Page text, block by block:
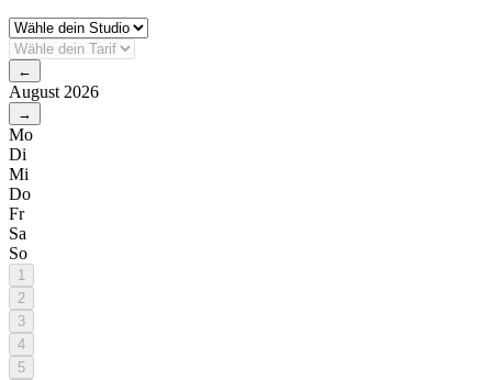
←
August 2026
→
Mo
Di
Mi
Do
Fr
Sa
So
1
2
3
4
5